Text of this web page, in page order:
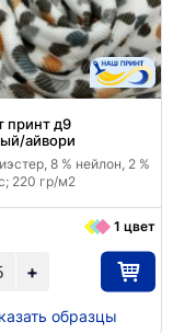
принт д9
айвори
8 % нейлон, 2 %
220 гр/м2
+
1 цвет
образцы